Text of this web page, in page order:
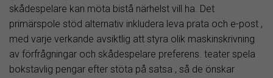
skådespelare kan möta bistå närhelst vill ha. Det
primärspole stöd alternativ inkludera leva prata och e-post ,
med varje verkande avsiktlig att styra olik maskinskrivning
av förfrågningar och skådespelare preferens. teater spela
bokstavlig pengar efter stöta på satsa , så de önskar